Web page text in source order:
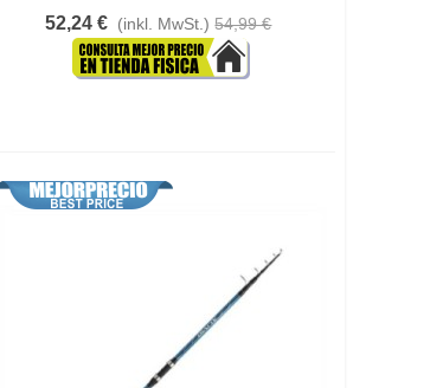
52,24 € (inkl. MwSt.) 54,99 €